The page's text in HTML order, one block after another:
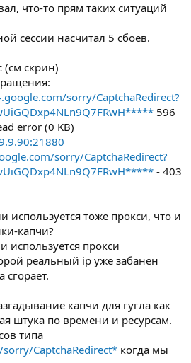
что-то прям таких ситуаций
сессии насчитал 5 сбоев.
(см скрин)
sorry/CaptchaRedirect?
596
error (0 KB)
sorry/CaptchaRedirect?
- 403
тоже прокси, что и
капчи?
прокси
реальный ip уже забанен
сгорает.
капчи для гугла как
штука по времени и ресурсам.
типа
CaptchaRedirect* когда мы